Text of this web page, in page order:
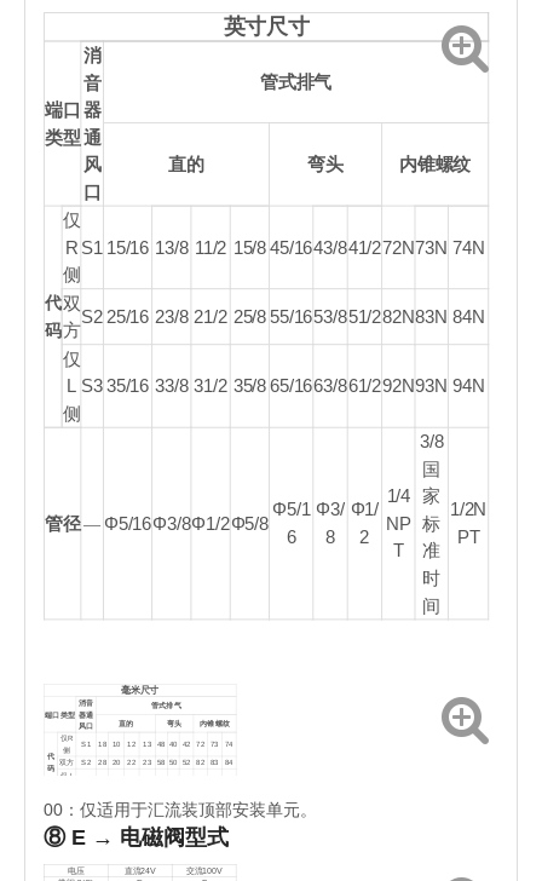
英寸尺寸
端口
类型
消
音
器
通
风
口
管式排气
直的 弯头 内锥螺纹
代
码
仅
R
侧
S1 15/16 13/8 11/2 15/845/1643/841/272N73N 74N
双
方
S2 25/16 23/8 21/2 25/8 55/1653/851/282N83N 84N
仅
L
侧
S335/16 33/8 31/2 35/865/1663/861/292N93N 94N
管径― Φ5/16Φ3/8Φ1/2Φ5/8
Φ5/1
6
Φ3/
8
Φ1/
2
1/4
NP
T
3/8
国
家
标
准
时
间
1/2N
PT
毫米尺寸
端口类型
消音
器通
风口
管式排气
直的 弯头 内锥螺纹
代
码
仅R
侧
S1 18 10 12 13 48 40 42 72 73 74
双方 S2 28 20 22 23 58 50 52 82 83
84
仅 L
管径 ― Φ8 Φ10Φ12Φ16 Φ8
0
2
1/4
3/8 1/2
00：仅适用于汇流装顶部安装单元。
⑧ E → 电磁阀型式
电压 直流24V
交流100V